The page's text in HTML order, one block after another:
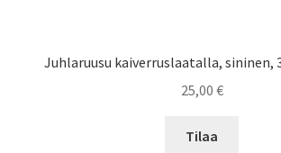
Juhlaruusu kaiverruslaatalla, sininen,
25,00 €
Tilaa